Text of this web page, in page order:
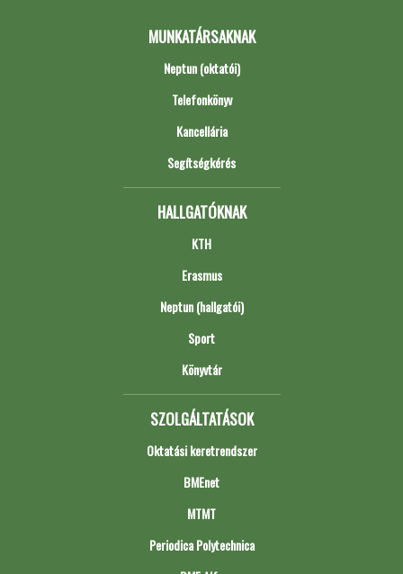
MUNKATÁRSAKNAK
Neptun (oktatói)
Telefonkönyv
Kancellária
Segítségkérés
HALLGATÓKNAK
KTH
Erasmus
Neptun (hallgatói)
Sport
Könyvtár
SZOLGÁLTATÁSOK
Oktatási keretrendszer
BMEnet
MTMT
Periodica Polytechnica